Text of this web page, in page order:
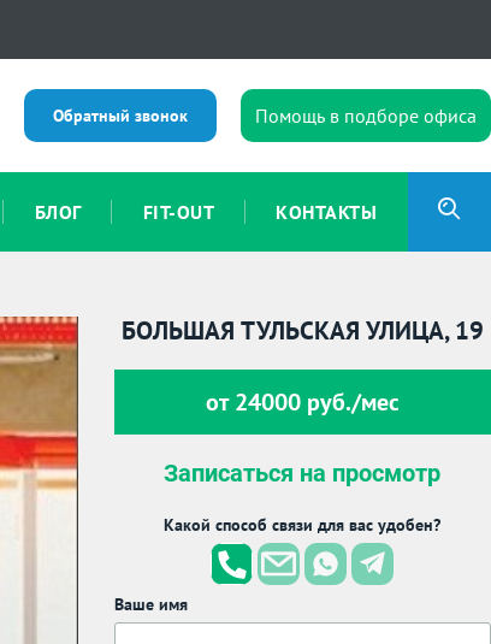
Обратный звонок Помощь в подборе офиса
БЛОГ FIT-OUT КОНТАКТЫ
БОЛЬШАЯ ТУЛЬСКАЯ УЛИЦА, 19
от 24000 руб./мес
Записаться на просмотр
Какой способ связи для вас удобен?
Ваше имя